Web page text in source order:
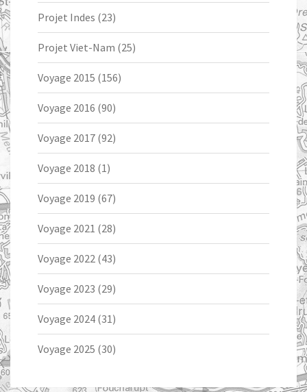
Projet Indes (23)
Projet Viet-Nam (25)
Voyage 2015 (156)
Voyage 2016 (90)
Voyage 2017 (92)
Voyage 2018 (1)
Voyage 2019 (67)
Voyage 2021 (28)
Voyage 2022 (43)
Voyage 2023 (29)
Voyage 2024 (31)
Voyage 2025 (30)